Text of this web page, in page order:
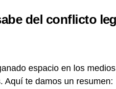
del conflicto
espacio en los
Aquí te damos un resumen: